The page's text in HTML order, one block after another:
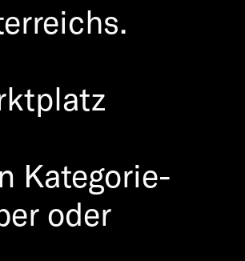
Kategorie-
oder